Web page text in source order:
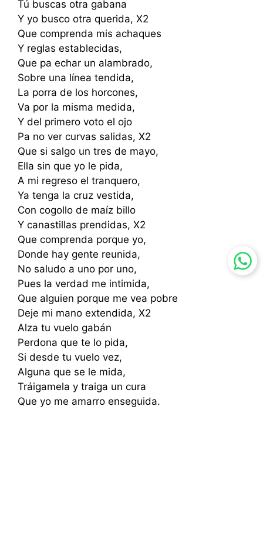
Tú buscas otra gabana
Y yo busco otra querida, X2
Que comprenda mis achaques
Y reglas establecidas,
Que pa echar un alambrado,
Sobre una línea tendida,
La porra de los horcones,
Va por la misma medida,
Y del primero voto el ojo
Pa no ver curvas salidas, X2
Que si salgo un tres de mayo,
Ella sin que yo le pida,
A mi regreso el tranquero,
Ya tenga la cruz vestida,
Con cogollo de maíz billo
Y canastillas prendidas, X2
Que comprenda porque yo,
Donde hay gente reunida,
No saludo a uno por uno,
Pues la verdad me intimida,
Que alguien porque me vea pobre
Deje mi mano extendida, X2
Alza tu vuelo gabán
Perdona que te lo pida,
Si desde tu vuelo vez,
Alguna que se le mida,
Tráigamela y traiga un cura
Que yo me amarro enseguida.